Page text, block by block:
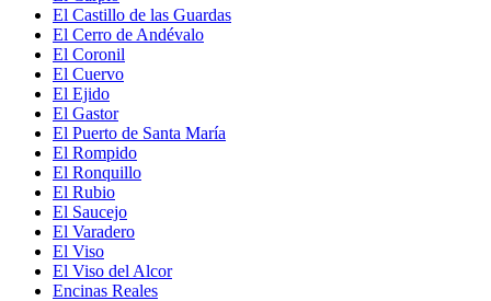
El Castillo de las Guardas
El Cerro de Andévalo
El Coronil
El Cuervo
El Ejido
El Gastor
El Puerto de Santa María
El Rompido
El Ronquillo
El Rubio
El Saucejo
El Varadero
El Viso
El Viso del Alcor
Encinas Reales